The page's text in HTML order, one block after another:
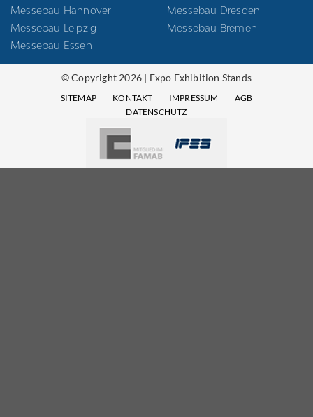
Messebau Hannover
Messebau Leipzig
Messebau Essen
Messebau Dresden
Messebau Bremen
© Copyright 2026 | Expo Exhibition Stands
SITEMAP KONTAKT IMPRESSUM
AGB
DATENSCHUTZ